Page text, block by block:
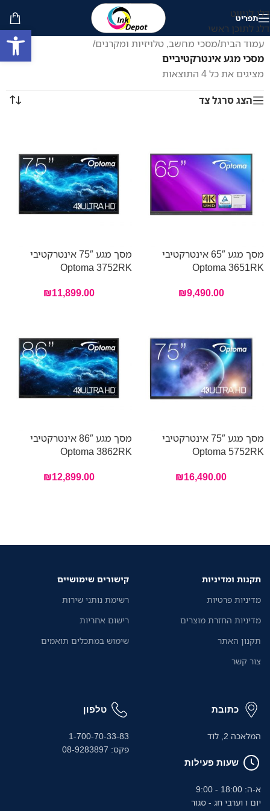
דלג לניווט
דלג לתוכן ראשי
תפריט
עמוד הבית/מסכי מחשב, טלויזיות ומקרנים/
מסכי מגע אינטרקטיביים
מציגים את כל ⁦4⁩ התוצאות
הצג סרגל צד
מסך מגע 65″ אינטרקטיבי
Optoma 3651RK
₪9,490.00
מסך מגע 75″ אינטרקטיבי
Optoma 3752RK
₪11,899.00
מסך מגע 75″ אינטרקטיבי
Optoma 5752RK
₪16,490.00
מסך מגע 86″ אינטרקטיבי
Optoma 3862RK
₪12,899.00
תקנות ומדיניות
מדיניות פרטיות
מדיניות החזרת מוצרים
תקנון האתר
צור קשר
קישורים שימושיים
רשימת נותני שירות
רישום אחריות
שימוש במתכלים תואמים
כתובת
המלאכה 2, לוד
שעות פעילות
א-ה: 18:00 - 9:00
יום ו וערבי חג - סגור
טלפון
1-700-70-33-83
פקס: 08-9283897
פתח